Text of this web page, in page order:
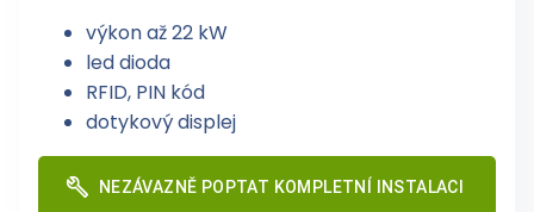
výkon až 22 kW
led dioda
RFID, PIN kód
dotykový displej
NEZÁVAZNĚ POPTAT KOMPLETNÍ INSTALACI